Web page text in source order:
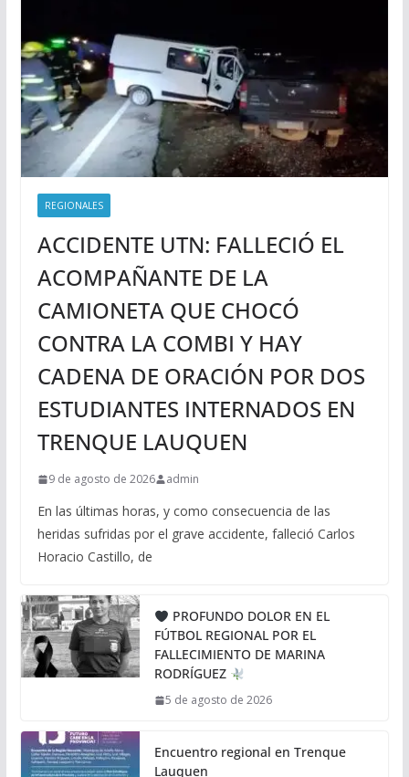
REGIONALES
ACCIDENTE UTN: FALLECIÓ EL
ACOMPAÑANTE DE LA
CAMIONETA QUE CHOCÓ
CONTRA LA COMBI Y HAY
CADENA DE ORACIÓN POR DOS
ESTUDIANTES INTERNADOS EN
TRENQUE LAUQUEN
9 de agosto de 2026 admin
En las últimas horas, y como consecuencia de las
heridas sufridas por el grave accidente, falleció Carlos
Horacio Castillo, de
PROFUNDO DOLOR EN EL
FÚTBOL REGIONAL POR EL
FALLECIMIENTO DE MARINA
RODRÍGUEZ
5 de agosto de 2026
Encuentro regional en Trenque
Lauquen